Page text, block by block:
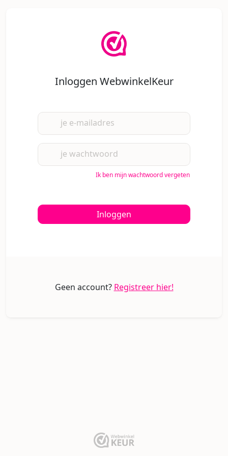
Inloggen WebwinkelKeur
je e-mailadres
je wachtwoord
Ik ben mijn wachtwoord vergeten
Inloggen
Geen account? Registreer hier!